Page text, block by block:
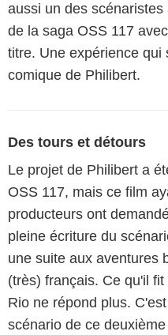
aussi un des
de la saga OSS 117
titre. Une expérience qui
comique de Philibert.
Des tours et détours
Le projet de Philibert a
OSS 117, mais ce film
producteurs ont
pleine écriture du
une suite aux aventures
(très) français. Ce qu'il
Rio ne répond plus.
scénario de ce